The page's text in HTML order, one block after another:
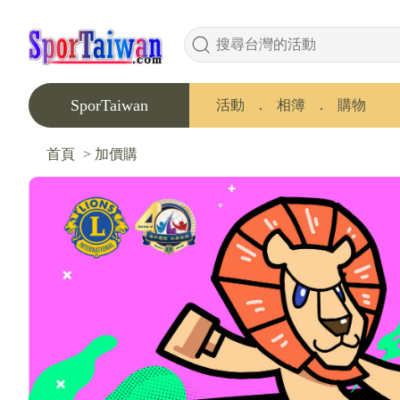
SporTaiwan 活動 ． 相簿 ． 購物
首頁 > 加價購